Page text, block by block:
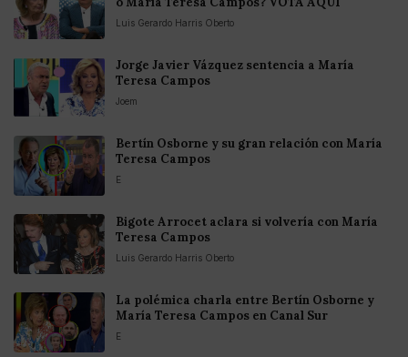
Luis Gerardo Harris Oberto
Jorge Javier Vázquez sentencia a María
Teresa Campos
Joem
Bertín Osborne y su gran relación con María
Teresa Campos
E
Bigote Arrocet aclara si volvería con María
Teresa Campos
Luis Gerardo Harris Oberto
La polémica charla entre Bertín Osborne y
María Teresa Campos en Canal Sur
E